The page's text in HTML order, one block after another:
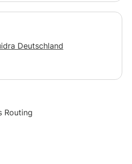
Routing